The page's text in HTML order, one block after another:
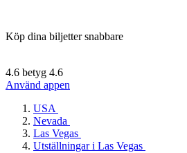
Köp dina biljetter snabbare
4.6 betyg 4.6
Använd appen
USA
Nevada
Las Vegas
Utställningar i Las Vegas